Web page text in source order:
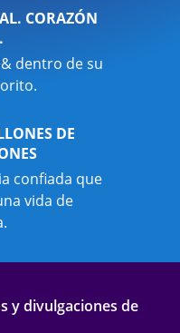
CORAZÓN
dentro de su
DE
confiada que
vida de
y divulgaciones de